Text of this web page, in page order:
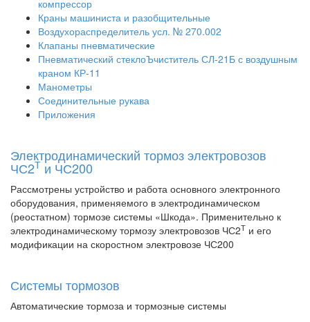
компрессор
Краны машиниста и разобщительные
Воздухораспределитель усл. № 270.002
Клапаны пневматические
Пневматический стеклоЪчиститель СЛ-21Б с воздушным
краном КР-11
Манометры
Соединительные рукава
Приложения
Электродинамический тормоз электровозов
ЧС2Т и ЧС200
Рассмотрены устройство и работа основного электронного
оборудования, применяемого в электродинамическом
(реостатном) тормозе системы «Шкода». Применительно к
электродинамическому тормозу электровозов ЧС2Т и его
модификации на скоростном электровозе ЧС200
Системы тормозов
Автоматические тормоза и тормозные системы